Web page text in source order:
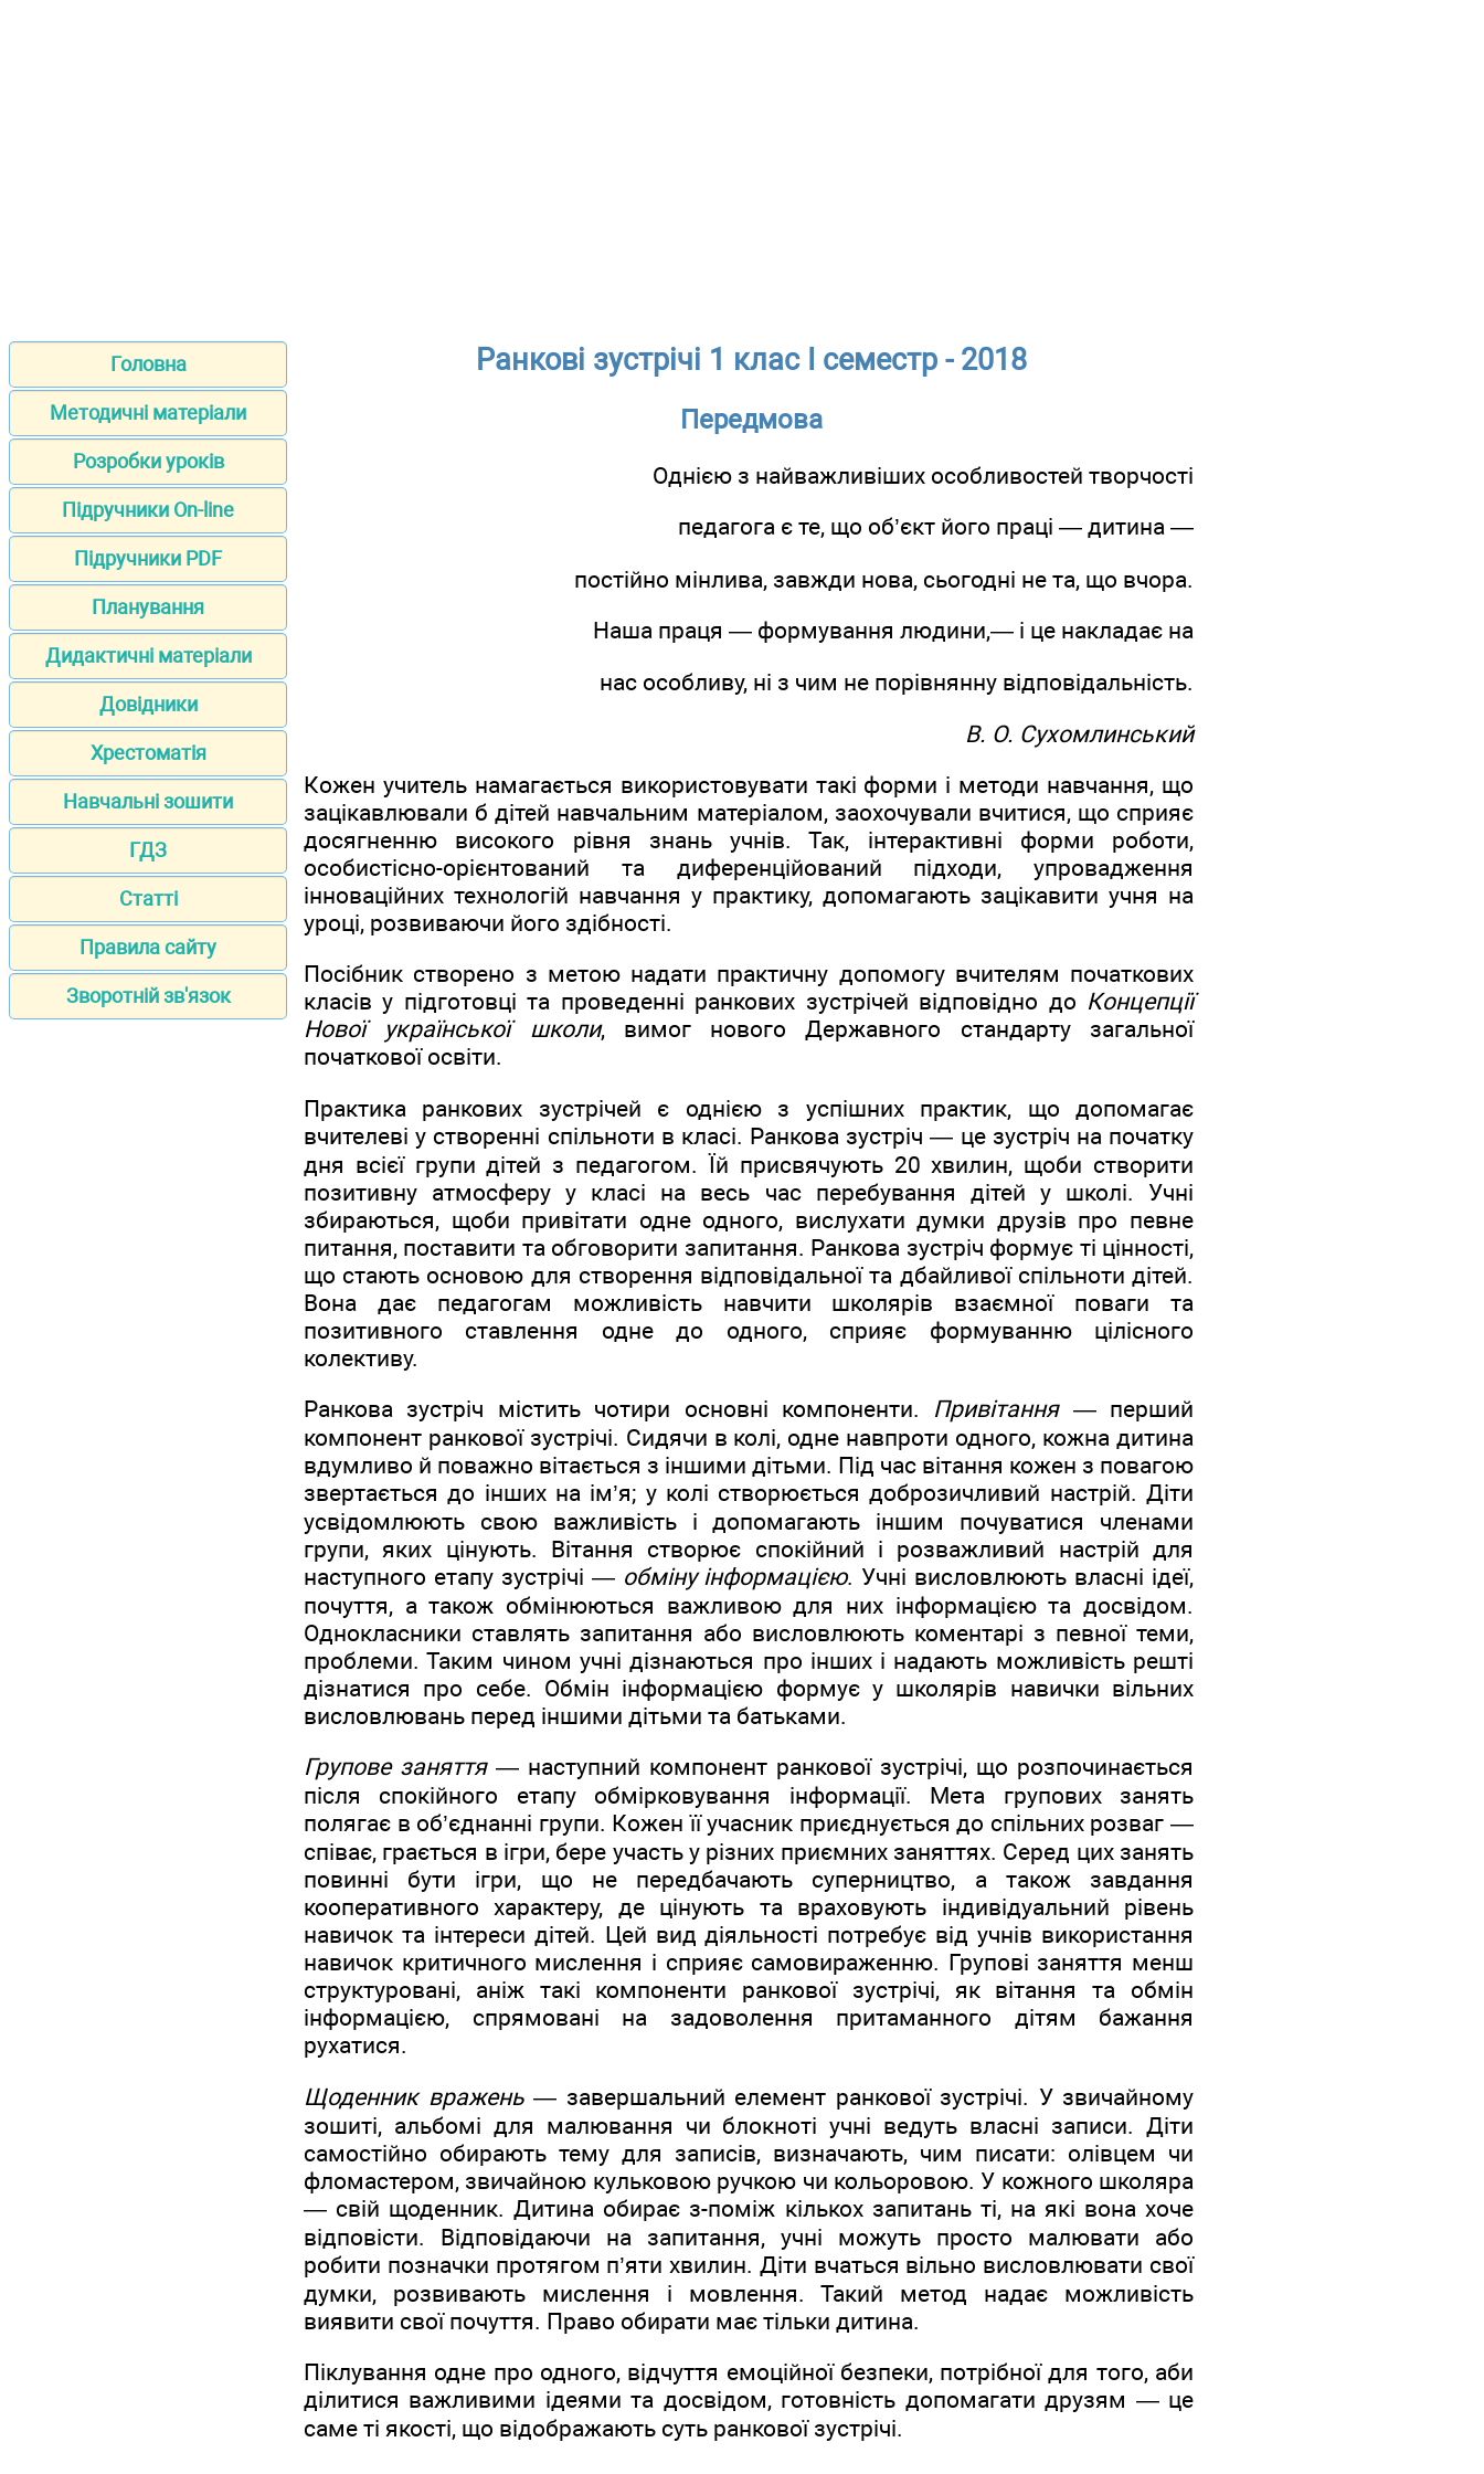
Головна
Методичні матеріали
Розробки уроків
Підручники On-line
Підручники PDF
Планування
Дидактичні матеріали
Довідники
Хрестоматія
Навчальні зошити
ГДЗ
Статті
Правила сайту
Зворотній зв'язок
Ранкові зустрічі 1 клас І семестр - 2018
Передмова
Однією з найважливіших особливостей творчості
педагога є те, що об’єкт його праці — дитина —
постійно мінлива, завжди нова, сьогодні не та, що вчора.
Наша праця — формування людини,— і це накладає на
нас особливу, ні з чим не порівнянну відповідальність.
В. О. Сухомлинський
Кожен учитель намагається використовувати такі форми і методи навчання, що
зацікавлювали б дітей навчальним матеріалом, заохочували вчитися, що сприяє
досягненню високого рівня знань учнів. Так, інтерактивні форми роботи,
особистісно-орієнтований та диференційований підходи, упровадження
інноваційних технологій навчання у практику, допомагають зацікавити учня на
уроці, розвиваючи його здібності.
Посібник створено з метою надати практичну допомогу вчителям початкових
класів у підготовці та проведенні ранкових зустрічей відповідно до Концепції
Нової української школи, вимог нового Державного стандарту загальної
початкової освіти.
Практика ранкових зустрічей є однією з успішних практик, що допомагає
вчителеві у створенні спільноти в класі. Ранкова зустріч — це зустріч на початку
дня всієї групи дітей з педагогом. Їй присвячують 20 хвилин, щоби створити
позитивну атмосферу у класі на весь час перебування дітей у школі. Учні
збираються, щоби привітати одне одного, вислухати думки друзів про певне
питання, поставити та обговорити запитання. Ранкова зустріч формує ті цінності,
що стають основою для створення відповідальної та дбайливої спільноти дітей.
Вона дає педагогам можливість навчити школярів взаємної поваги та
позитивного ставлення одне до одного, сприяє формуванню цілісного
колективу.
Ранкова зустріч містить чотири основні компоненти. Привітання— перший
компонент ранкової зустрічі. Сидячи в колі, одне навпроти одного, кожна дитина
вдумливо й поважно вітається з іншими дітьми. Під час вітання кожен з повагою
звертається до інших на ім’я; у колі створюється доброзичливий настрій. Діти
усвідомлюють свою важливість і допомагають іншим почуватися членами
групи, яких цінують. Вітання створює спокійний і розважливий настрій для
наступного етапу зустрічі — обміну інформацією. Учні висловлюють власні ідеї,
почуття, а також обмінюються важливою для них інформацією та досвідом.
Однокласники ставлять запитання або висловлюють коментарі з певної теми,
проблеми. Таким чином учні дізнаються про інших і надають можливість решті
дізнатися про себе. Обмін інформацією формує у школярів навички вільних
висловлювань перед іншими дітьми та батьками.
Групове заняття— наступний компонент ранкової зустрічі, що розпочинається
після спокійного етапу обмірковування інформації. Мета групових занять
полягає в об’єднанні групи. Кожен її учасник приєднується до спільних розваг —
співає, грається в ігри, бере участь у різних приємних заняттях. Серед цих занять
повинні бути ігри, що не передбачають суперництво, а також завдання
кооперативного характеру, де цінують та враховують індивідуальний рівень
навичок та інтереси дітей. Цей вид діяльності потребує від учнів використання
навичок критичного мислення і сприяє самовираженню. Групові заняття менш
структуровані, аніж такі компоненти ранкової зустрічі, як вітання та обмін
інформацією, спрямовані на задоволення притаманного дітям бажання
рухатися.
Щоденник вражень— завершальний елемент ранкової зустрічі. У звичайному
зошиті, альбомі для малювання чи блокноті учні ведуть власні записи. Діти
самостійно обирають тему для записів, визначають, чим писати: олівцем чи
фломастером, звичайною кульковою ручкою чи кольоровою. У кожного школяра
— свій щоденник. Дитина обирає з-поміж кількох запитань ті, на які вона хоче
відповісти. Відповідаючи на запитання, учні можуть просто малювати або
робити позначки протягом п’яти хвилин. Діти вчаться вільно висловлювати свої
думки, розвивають мислення і мовлення. Такий метод надає можливість
виявити свої почуття. Право обирати має тільки дитина.
Піклування одне про одного, відчуття емоційної безпеки, потрібної для того, аби
ділитися важливими ідеями та досвідом, готовність допомагати друзям — це
саме ті якості, що відображають суть ранкової зустрічі.